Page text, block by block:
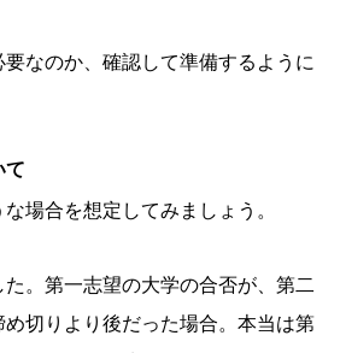
なのか、確認して準備するように
て
な場合を想定してみましょう。
。第一志望の大学の合否が、第二
切りより後だった場合。本当は第